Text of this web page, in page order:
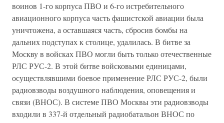
воинов 1-го корпуса ПВО и 6-го истребительного
авиационного корпуса часть фашистской авиации была
уничтожена, а оставшаяся часть, сбросив бомбы на
дальних подступах к столице, удалилась. В битве за
Москву в войсках ПВО могли быть только отечественные
РЛС РУС-2. В этой битве войсковыми единицами,
осуществлявшими боевое применение РЛС РУС-2, были
радиовзводы воздушного наблюдения, оповещения и
связи (ВНОС). В системе ПВО Москвы эти радиовзводы
входили в 337-й отдельный радиобатальон ВНОС по